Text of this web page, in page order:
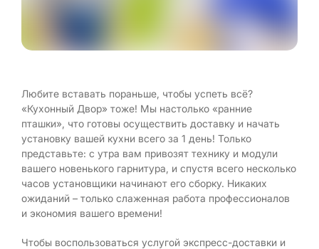
Любите вставать пораньше, чтобы успеть всё?
«Кухонный Двор» тоже! Мы настолько «ранние
пташки», что готовы осуществить доставку и начать
установку вашей кухни всего за 1 день! Только
представьте: с утра вам привозят технику и модули
вашего новенького гарнитура, и спустя всего несколько
часов установщики начинают его сборку. Никаких
ожиданий – только слаженная работа профессионалов
и экономия вашего времени!
Чтобы воспользоваться услугой экспресс-доставки и